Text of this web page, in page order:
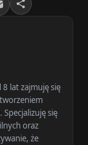
lat zajmuję się
się
oraz
że